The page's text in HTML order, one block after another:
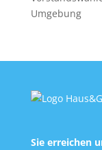
Umgebung
Sie erreichen